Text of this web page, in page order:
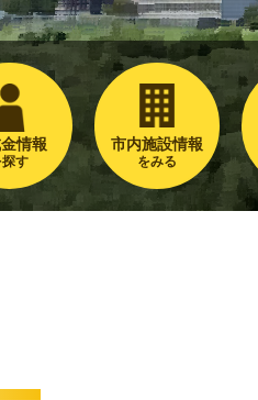
情報
探す
市内施設情報
をみる